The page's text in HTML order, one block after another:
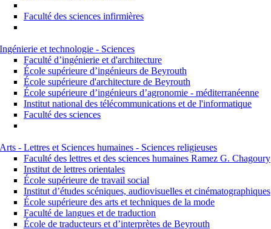
Faculté des sciences infirmières
Ingénierie et technologie - Sciences
Faculté d’ingénierie et d'architecture
École supérieure d’ingénieurs de Beyrouth
École supérieure d'architecture de Beyrouth
École supérieure d’ingénieurs d’agronomie - méditerranéenne
Institut national des télécommunications et de l'informatique
Faculté des sciences
Arts - Lettres et Sciences humaines - Sciences religieuses
Faculté des lettres et des sciences humaines Ramez G. Chagoury
Institut de lettres orientales
École supérieure de travail social
Institut d’études scéniques, audiovisuelles et cinématographiques
École supérieure des arts et techniques de la mode
Faculté de langues et de traduction
École de traducteurs et d’interprètes de Beyrouth